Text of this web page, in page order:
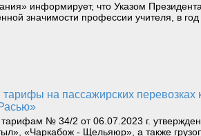
информирует, что Указом
значимости профессии учителя, в
№ 34/2 от 06.07.2023 г.
«Чаркабож - Щельяюр», а также